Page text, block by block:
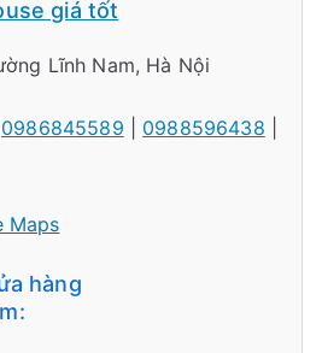
giá tốt
Lĩnh Nam, Hà Nội
0986845589 0988596438
Maps
hàng